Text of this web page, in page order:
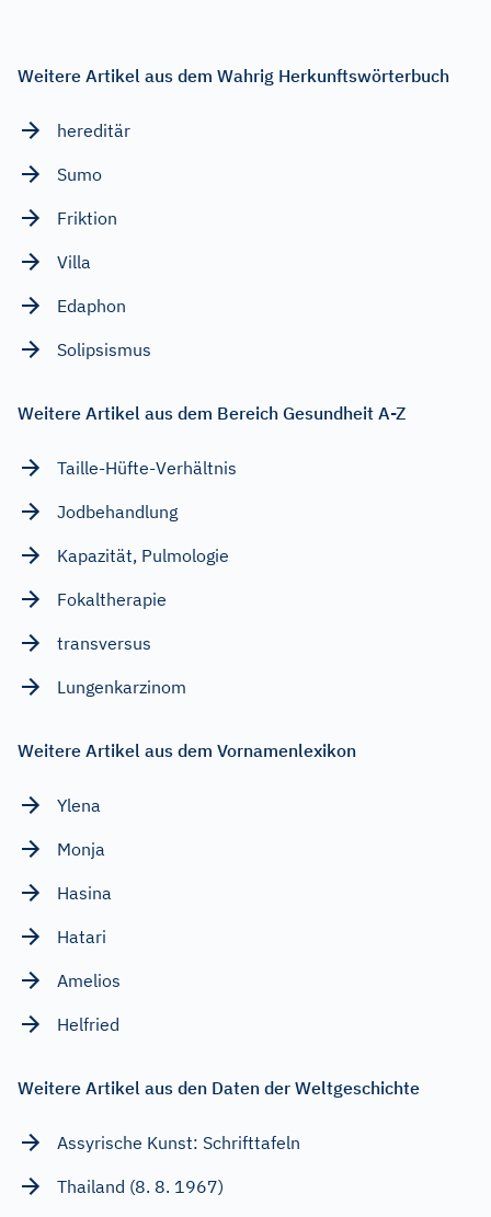
Weitere Artikel aus dem Wahrig Herkunftswörterbuch
hereditär
Sumo
Friktion
Villa
Edaphon
Solipsismus
Weitere Artikel aus dem Bereich Gesundheit A-Z
Taille-Hüfte-Verhältnis
Jodbehandlung
Kapazität, Pulmologie
Fokaltherapie
transversus
Lungenkarzinom
Weitere Artikel aus dem Vornamenlexikon
Ylena
Monja
Hasina
Hatari
Amelios
Helfried
Weitere Artikel aus den Daten der Weltgeschichte
Assyrische Kunst: Schrifttafeln
Thailand (8. 8. 1967)